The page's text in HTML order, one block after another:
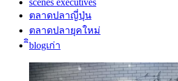
scenes executives
ตลาดปลาญี่ปุ่น
ตลาดปลายุคใหม่
ิิblogเก่า